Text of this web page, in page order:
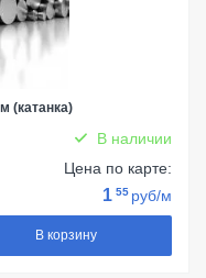
(катанка)
В наличии
Цена по карте:
1 55 руб/м
В корзину